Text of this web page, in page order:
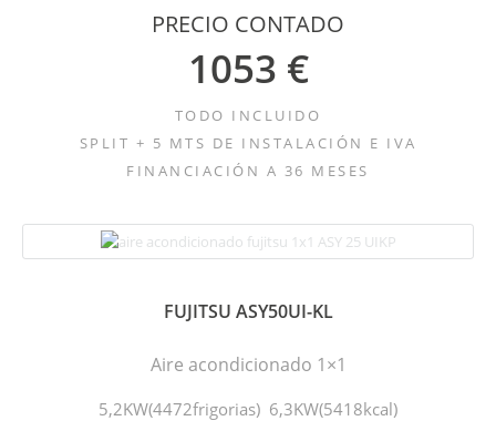
PRECIO CONTADO
1053 €
TODO INCLUIDO
SPLIT + 5 MTS DE INSTALACIÓN E IVA
FINANCIACIÓN A 36 MESES
FUJITSU ASY50UI-KL
Aire acondicionado 1×1
5,2KW(4472frigorias) 6,3KW(5418kcal)